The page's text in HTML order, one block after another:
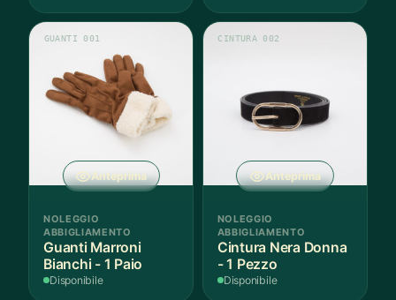
Anteprima
GUANTI 001
NOLEGGIO
ABBIGLIAMENTO
Guanti Marroni
Bianchi - 1 Paio
Disponibile
Anteprima
CINTURA 002
NOLEGGIO
ABBIGLIAMENTO
Cintura Nera Donna
- 1 Pezzo
Disponibile